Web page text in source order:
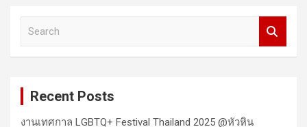
Recent Posts
งานเทศกาล LGBTQ+ Festival Thailand 2025 @หัวหิน